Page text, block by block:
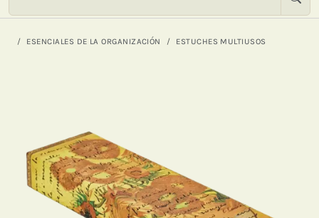
ESENCIALES DE LA ORGANIZACIÓN ESTUCHES MULTIUSOS